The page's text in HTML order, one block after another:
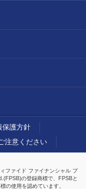
保護方針
注意ください
ファイド ファイナンシャル プ
の登録商標で、FPSBと
の使用を認めています。